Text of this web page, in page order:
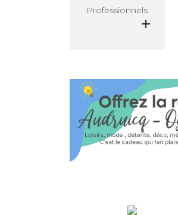
Professionnels
